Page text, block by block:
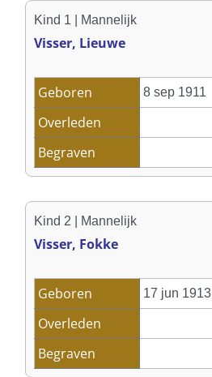
Kind 1 | Mannelijk
Visser, Lieuwe
Geboren 8 sep 1911
Overleden
Begraven
Kind 2 | Mannelijk
Visser, Fokke
Geboren 17 jun 1913
Overleden
Begraven